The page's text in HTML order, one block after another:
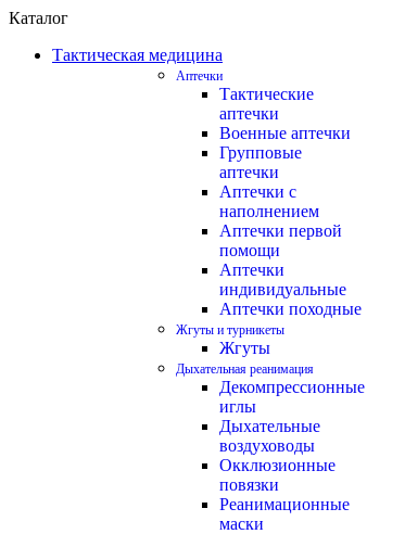
Каталог
Тактическая медицина
Аптечки
Тактические
аптечки
Военные аптечки
Групповые
аптечки
Аптечки с
наполнением
Аптечки первой
помощи
Аптечки
индивидуальные
Аптечки походные
Жгуты и турникеты
Жгуты
Дыхательная реанимация
Декомпрессионные
иглы
Дыхательные
воздуховоды
Окклюзионные
повязки
Реанимационные
маски